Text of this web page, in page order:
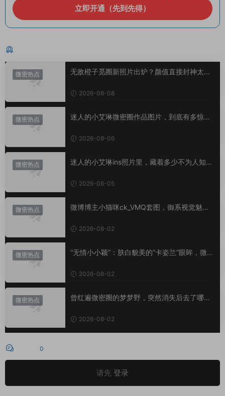
立即开通（先到先得）
微密热点
无敌橙子觅圈新照片出炉？颜值直接封神太惊
2026-08-08
微密热点
迷人的小艾琳微密圈作品图片，到底有多惊
2026-08-06
微密热点
迷人的小艾琳ins照片里，藏着多少不为人知的
2026-08-05
微密热点
微博博主小猫咪ck_VMQ套图，御系视觉魅力
2026-08-02
微密热点
“无情小小颖”：肤白貌美的“卡姿兰”眼眸，微密
2026-08-02
微密热点
曾红遍微密圈的梦梦野，突然消失后去了哪
2026-08-02
0
请先 登录